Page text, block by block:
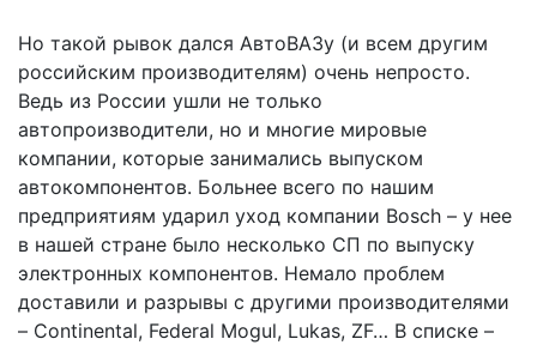
Но такой рывок дался АвтоВАЗу (и всем другим
российским производителям) очень непросто.
Ведь из России ушли не только
автопроизводители, но и многие мировые
компании, которые занимались выпуском
автокомпонентов. Больнее всего по нашим
предприятиям ударил уход компании Bosch – у нее
в нашей стране было несколько СП по выпуску
электронных компонентов. Немало проблем
доставили и разрывы с другими производителями
– Continental, Federal Mogul, Lukas, ZF… В списке –